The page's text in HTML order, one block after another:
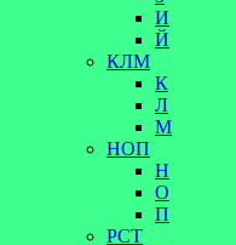
И
Й
КЛМ
К
Л
М
НОП
Н
О
П
РСТ